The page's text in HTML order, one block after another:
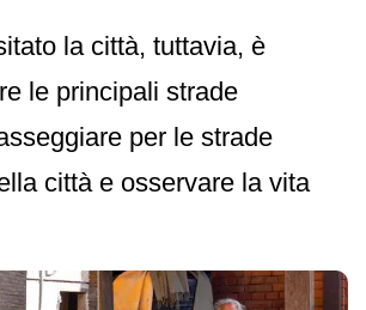
la città, tuttavia, è
le principali strade
per le strade
città e osservare la vita